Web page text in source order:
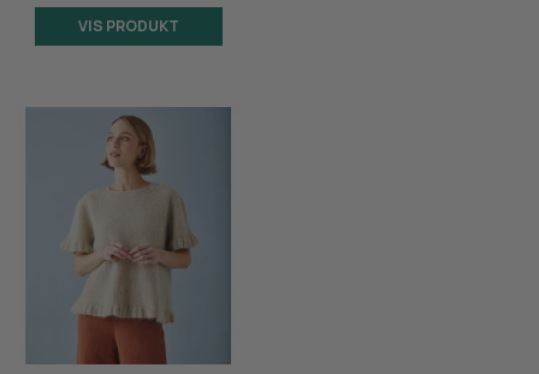
VIS PRODUKT